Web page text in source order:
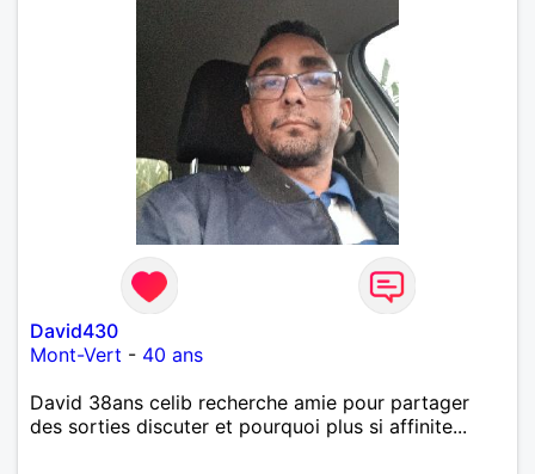
David430
Mont-Vert - 40 ans
David 38ans celib recherche amie pour partager
des sorties discuter et pourquoi plus si affinite...